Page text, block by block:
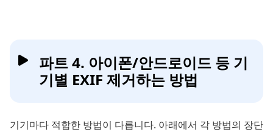
파트 4. 아이폰/안드로이드 등 기
기별 EXIF 제거하는 방법
기기마다 적합한 방법이 다릅니다. 아래에서 각 방법의 장단